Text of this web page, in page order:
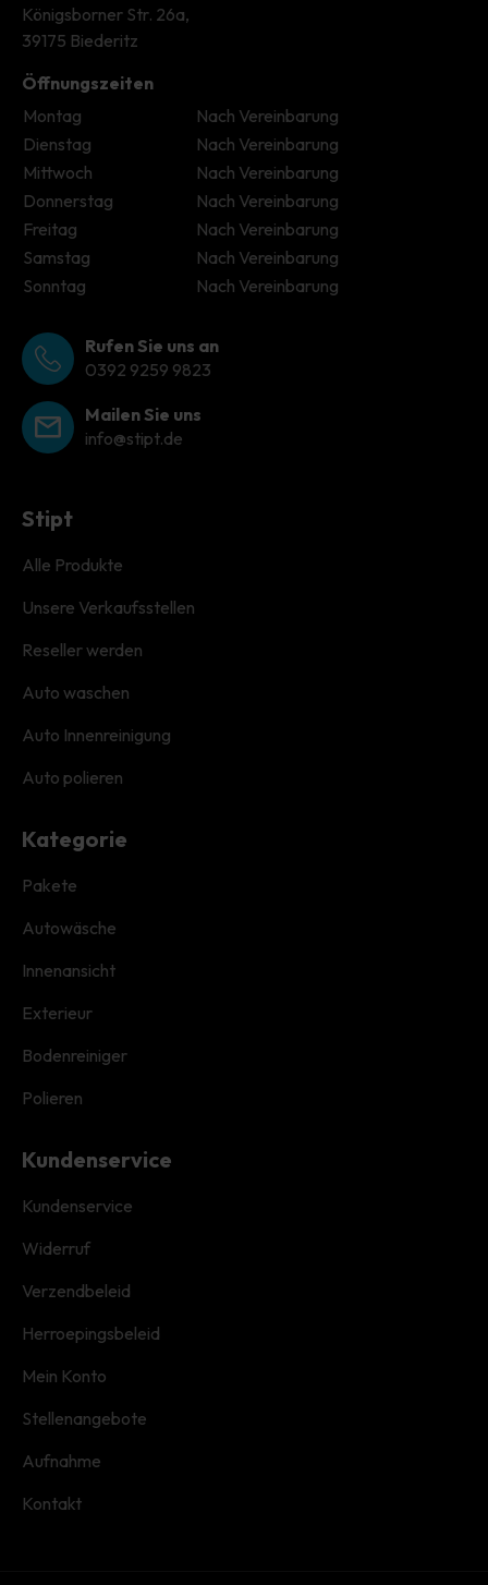
Königsborner Str. 26a,
39175 Biederitz
Öffnungszeiten
Montag
Nach Vereinbarung
Dienstag
Nach Vereinbarung
Mittwoch
Nach Vereinbarung
Donnerstag
Nach Vereinbarung
Freitag
Nach Vereinbarung
Samstag
Nach Vereinbarung
Sonntag
Nach Vereinbarung
Rufen Sie uns an
0392 9259 9823
Mailen Sie uns
info@stipt.de
Stipt
Alle Produkte
Unsere Verkaufsstellen
Reseller werden
Auto waschen
Auto Innenreinigung
Auto polieren
Kategorie
Pakete
Autowäsche
Innenansicht
Exterieur
Bodenreiniger
Polieren
Kundenservice
Kundenservice
Widerruf
Verzendbeleid
Herroepingsbeleid
Mein Konto
Stellenangebote
Aufnahme
Kontakt